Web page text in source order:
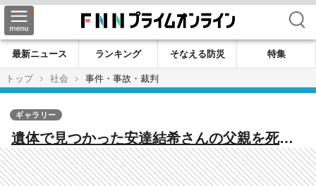
検索
最新ニュース ランキング そなえる防災
特集
トップ
社会 事件・事故・裁判
遺体で見つかった安達結希さんの父親を死体
遺棄容疑で逮捕 【京都小学生行方不明】
ギャラリー